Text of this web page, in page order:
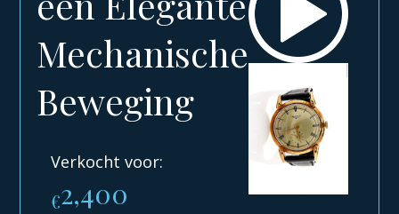
Mechanische
Beweging
Verkocht voor:
€2,400